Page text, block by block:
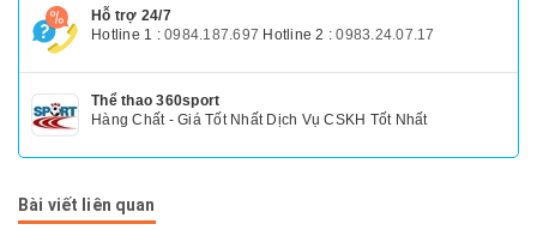
Hỗ trợ 24/7
Hotline 1 : 0984.187.697 Hotline 2 :0983.24.07.17
Thể thao 360sport
Hàng Chất - Giá Tốt Nhất Dịch Vụ CSKH Tốt Nhất
Bài viết liên quan